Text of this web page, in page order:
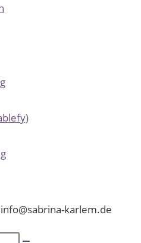
karlem.de